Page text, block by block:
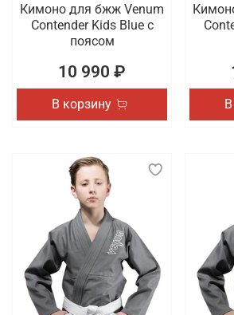
Кимоно для бжж Venum
Contender Kids Blue с
поясом
10 990 ₽
В корзину